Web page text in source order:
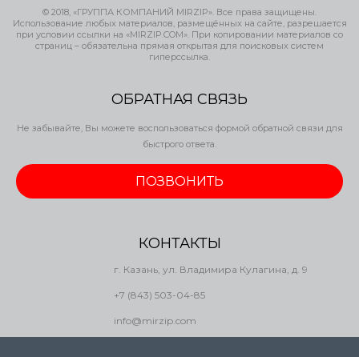
© 2018, «ГРУППА КОМПАНИЙ MIRZIP». Все права защищены.
Использование любых материалов, размещённых на сайте, разрешается
при условии ссылки на «MIRZIP.COM». При копировании материалов со
страниц – обязательна прямая открытая для поисковых систем
гиперссылка.
ОБРАТНАЯ СВЯЗЬ
Не забывайте, Вы можете воспользоваться формой обратной связи для
быстрого ответа.
ПОЗВОНИТЬ
КОНТАКТЫ
г. Казань, ул. Владимира Кулагина, д. 9
+7 (843) 503-04-85
info@mirzip.com